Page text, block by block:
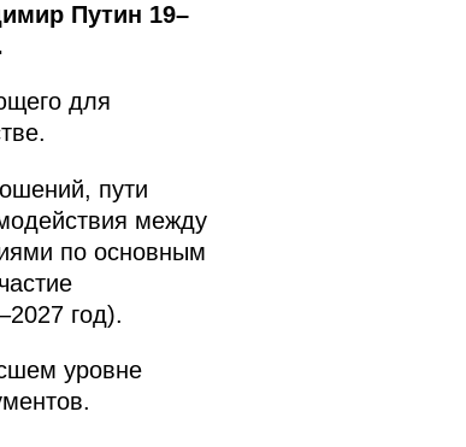
Путин 19–
для
пути
между
по основным
год).
уровне